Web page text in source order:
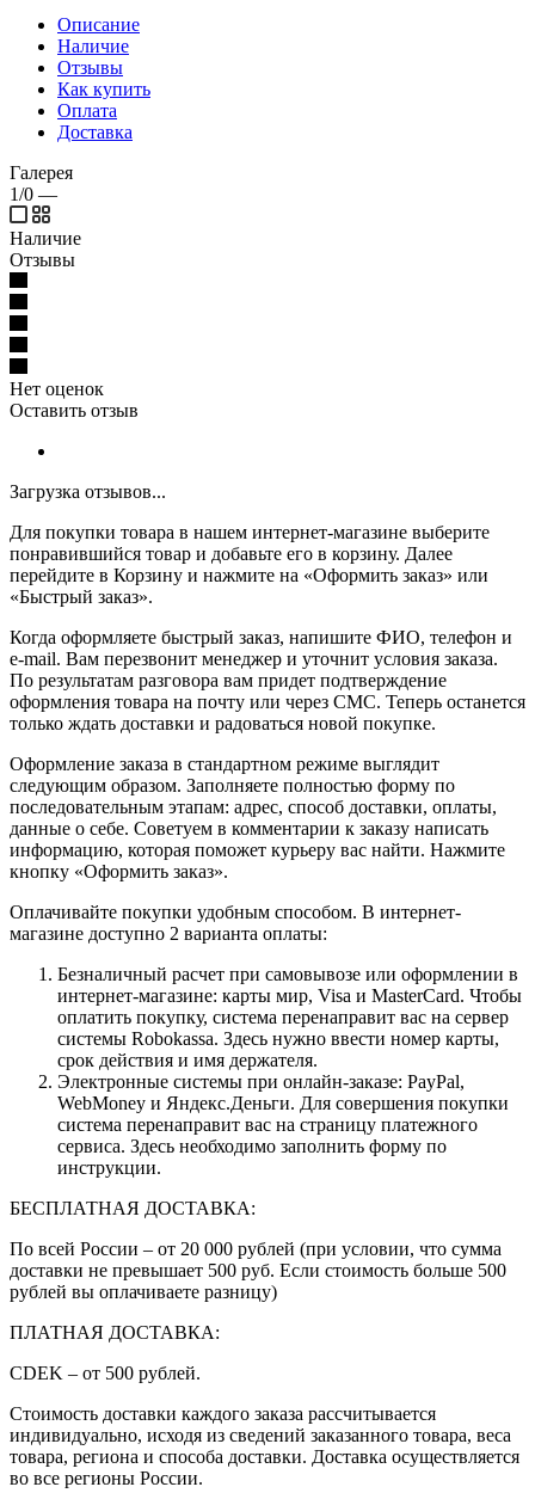
Описание
Наличие
Отзывы
Как купить
Оплата
Доставка
Галерея
1/0 —
Наличие
Отзывы
Нет оценок
Оставить отзыв
Загрузка отзывов...
Для покупки товара в нашем интернет-магазине выберите
понравившийся товар и добавьте его в корзину. Далее
перейдите в Корзину и нажмите на «Оформить заказ» или
«Быстрый заказ».
Когда оформляете быстрый заказ, напишите ФИО, телефон и
e-mail. Вам перезвонит менеджер и уточнит условия заказа.
По результатам разговора вам придет подтверждение
оформления товара на почту или через СМС. Теперь останется
только ждать доставки и радоваться новой покупке.
Оформление заказа в стандартном режиме выглядит
следующим образом. Заполняете полностью форму по
последовательным этапам: адрес, способ доставки, оплаты,
данные о себе. Советуем в комментарии к заказу написать
информацию, которая поможет курьеру вас найти. Нажмите
кнопку «Оформить заказ».
Оплачивайте покупки удобным способом. В интернет-
магазине доступно 2 варианта оплаты:
Безналичный расчет при самовывозе или оформлении в
интернет-магазине: карты мир, Visa и MasterCard. Чтобы
оплатить покупку, система перенаправит вас на сервер
системы Robokassa. Здесь нужно ввести номер карты,
срок действия и имя держателя.
Электронные системы при онлайн-заказе: PayPal,
WebMoney и Яндекс.Деньги. Для совершения покупки
система перенаправит вас на страницу платежного
сервиса. Здесь необходимо заполнить форму по
инструкции.
БЕСПЛАТНАЯ ДОСТАВКА:
По всей России – от 20 000 рублей (при условии, что сумма
доставки не превышает 500 руб. Если стоимость больше 500
рублей вы оплачиваете разницу)
ПЛАТНАЯ ДОСТАВКА:
CDEK – от 500 рублей.
Стоимость доставки каждого заказа рассчитывается
индивидуально, исходя из сведений заказанного товара, веса
товара, региона и способа доставки. Доставка осуществляется
во все регионы России.